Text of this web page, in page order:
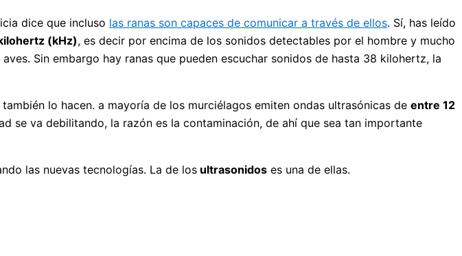
dice que incluso las ranas son capaces de comunicar a través de ellos. Sí, has leído
(kHz), es decir por encima de los sonidos detectables por el hombre y mucho
Sin embargo hay ranas que pueden escuchar sonidos de hasta 38 kilohertz, la
también lo hacen. a mayoría de los murciélagos emiten ondas ultrasónicas de entre 12
se va debilitando, la razón es la contaminación, de ahí que sea tan importante
las nuevas tecnologías. La de los ultrasonidos es una de ellas.